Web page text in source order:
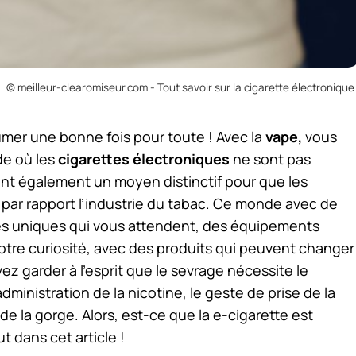
© meilleur-clearomiseur.com - Tout savoir sur la cigarette électronique
une bonne fois pour toute ! Avec la vape, vous
où lescigarettes électroniques ne sont pas
également un moyen distinctif pour que les
rapport l’industrie du tabac. Ce monde avec de
uniques qui vous attendent, des équipements
curiosité, avec des produits qui peuvent changer
garder à l’esprit que le sevrage nécessite le
de la nicotine, le geste de prise de la
la gorge. Alors, est-ce que la e-cigarette est
dans cet article !